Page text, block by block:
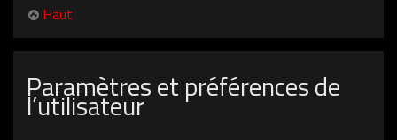
Haut
Paramètres et préférences de
l’utilisateur